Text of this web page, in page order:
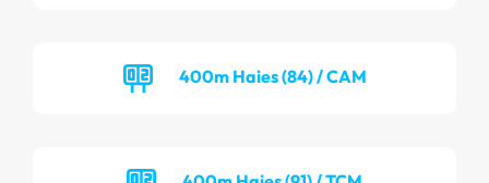
400m Haies (84) / CAM